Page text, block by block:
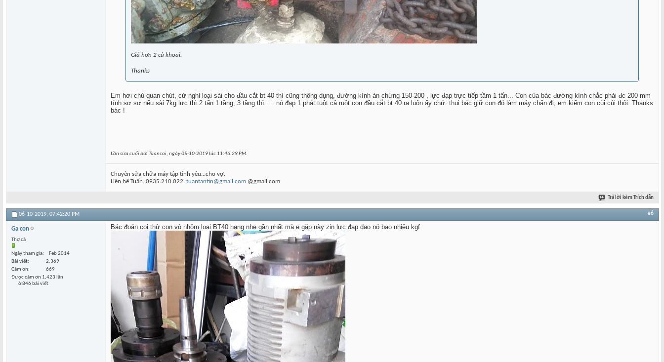
Giá hơn 2 củ khoai.
Thanks
Em hơi chủ quan chút, cứ nghỉ loại sài cho đầu cắt bt 40 thì cũng thông dụng, đường kính án chừng 150-200 , lực đạp trực tiếp tầm 1 tấn... Con của bác đường kính chắc phải đc 200 mm
tính sơ sơ nếu sài 7kg lưc thì 2 tấn 1 tầng, 3 tầng thì..... nó đạp 1 phát tuột cả ruột con đầu cắt bt 40 ra luôn ấy chứ. thui bác giữ con đó làm máy chấn đi, em kiếm con cùi cùi thôi. Thanks
bác !
Lần sửa cuối bởi Tuancoi, ngày 05-10-2019 lúc 11:46:29 PM.
Chuyên sửa chữa máy tập tình yêu...cho vợ.
Liên hệ Tuấn. 0935.210.022. tuantantin@gmail.com @gmail.com
Trả lời kèm Trích dẫn
06-10-2019, 07:42:20 PM #6
Ga con
Thợ cả
Ngày tham gia
Feb 2014
Bài viết
2,369
Cám ơn
669
Được cám ơn 1,423 lần
ở 846 bài viết
Bác đoán coi thử con vỏ nhôm loại BT40 hạng nhẹ gần nhất mà e gặp này zin lực đạp dao nó bao nhiêu kgf